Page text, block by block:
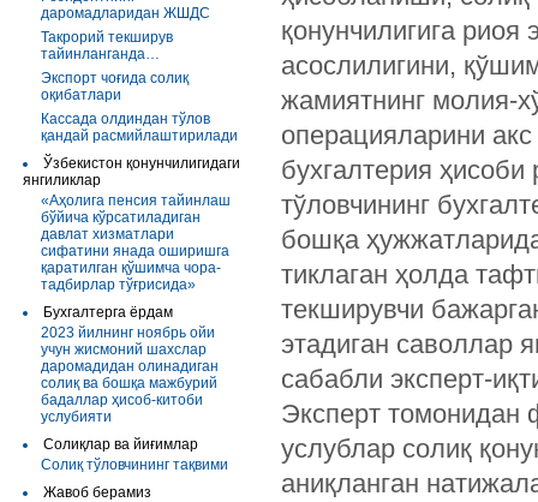
даромадларидан ЖШДС
Такрорий текширув
тайинланганда…
Экспорт чоғида солиқ
оқибатлари
Кассада олдиндан тўлов
қандай расмийлаштирилади
Ўзбекистон қонунчилигидаги
янгиликлар
«Аҳолига пенсия тайинлаш
бўйича кўрсатиладиган
давлат хизматлари
сифатини янада оширишга
қаратилган қўшимча чора-
тадбирлар тўғрисида»
Бухгалтерга ёрдам
2023 йилнинг ноябрь ойи
учун жисмоний шахслар
даромадидан олинадиган
солиқ ва бошқа мажбурий
бадаллар ҳисоб-китоби
услубияти
Солиқлар ва йиғимлар
Солиқ тўловчининг тақвими
Жавоб берамиз
қонунчилигига риоя
асослилигини,
жамиятнинг молия-
операцияларини
бухгалтерия
тўловчининг
бошқа
тиклаган ҳолда
текширувчи
этадиган саволлар
сабабли эксперт-
Эксперт томонидан
услублар солиқ
аниқланган